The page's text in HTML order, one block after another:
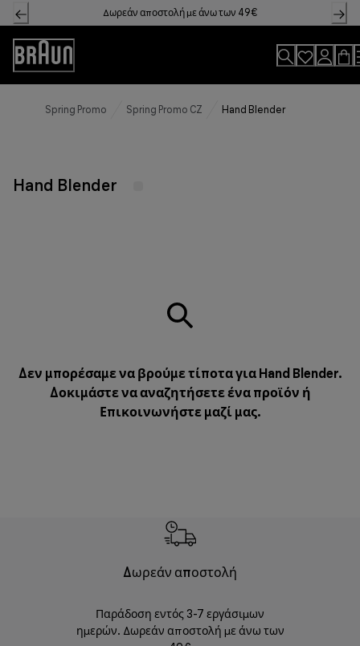
Skip
to
Content
Δωρεάν αποστολή με άνω των 49€
Accessibility
Statement
Spring Promo Spring Promo CZ Hand Blender
Hand Blender
Δεν μπορέσαμε να βρούμε τίποτα για Hand Blender.
Δοκιμάστε να αναζητήσετε ένα προϊόν ή
Επικοινωνήστε μαζί μας.
Δωρεάν αποστολή
Παράδοση εντός 3-7 εργάσιμων
ημερών. Δωρεάν αποστολή με άνω των